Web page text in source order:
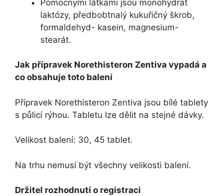
Pomocnými látkami jsou monohydrát
laktózy, předbobtnalý kukuřičný škrob,
formaldehyd- kasein, magnesium-
stearát.
Jak přípravek Norethisteron Zentiva vypadá a
co obsahuje toto balení
Přípravek Norethisteron Zentiva jsou bílé tablety
s půlicí rýhou. Tabletu lze dělit na stejné dávky.
Velikost balení: 30, 45 tablet.
Na trhu nemusí být všechny velikosti balení.
Držitel rozhodnutí o registraci